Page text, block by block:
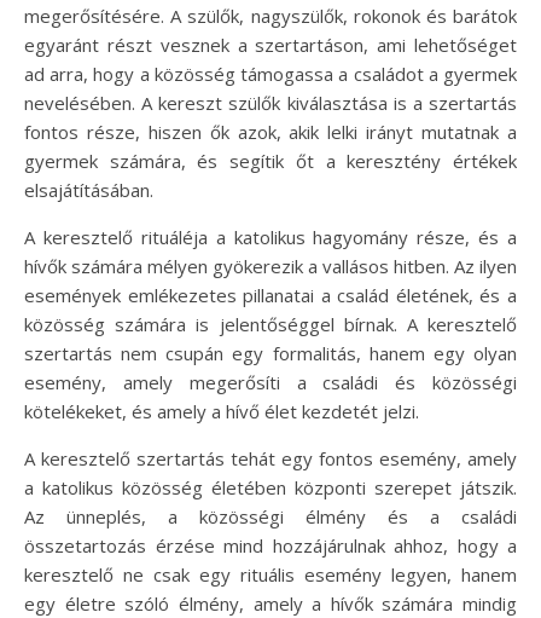
megerősítésére. A szülők, nagyszülők, rokonok és barátok
egyaránt részt vesznek a szertartáson, ami lehetőséget
ad arra, hogy a közösség támogassa a családot a gyermek
nevelésében. A kereszt szülők kiválasztása is a szertartás
fontos része, hiszen ők azok, akik lelki irányt mutatnak a
gyermek számára, és segítik őt a keresztény értékek
elsajátításában.
A keresztelő rituáléja a katolikus hagyomány része, és a
hívők számára mélyen gyökerezik a vallásos hitben. Az ilyen
események emlékezetes pillanatai a család életének, és a
közösség számára is jelentőséggel bírnak. A keresztelő
szertartás nem csupán egy formalitás, hanem egy olyan
esemény, amely megerősíti a családi és közösségi
kötelékeket, és amely a hívő élet kezdetét jelzi.
A keresztelő szertartás tehát egy fontos esemény, amely
a katolikus közösség életében központi szerepet játszik.
Az ünneplés, a közösségi élmény és a családi
összetartozás érzése mind hozzájárulnak ahhoz, hogy a
keresztelő ne csak egy rituális esemény legyen, hanem
egy életre szóló élmény, amely a hívők számára mindig